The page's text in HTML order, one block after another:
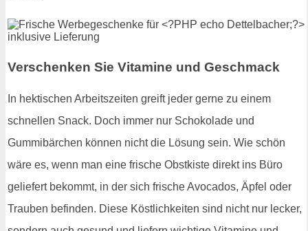
Verschenken Sie Vitamine und Geschmack
In hektischen Arbeitszeiten greift jeder gerne zu einem
schnellen Snack. Doch immer nur Schokolade und
Gummibärchen können nicht die Lösung sein. Wie schön
wäre es, wenn man eine frische Obstkiste direkt ins Büro
geliefert bekommt, in der sich frische Avocados, Äpfel oder
Trauben befinden. Diese Köstlichkeiten sind nicht nur lecker,